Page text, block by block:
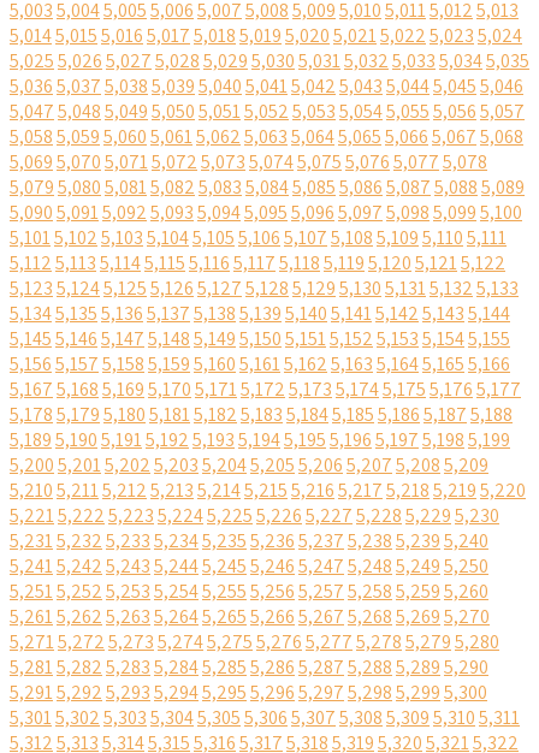
5,0035,0045,0055,0065,0075,0085,0095,0105,0115,0125,013
5,0145,0155,0165,0175,0185,0195,0205,0215,0225,0235,024
5,0255,0265,0275,0285,0295,0305,0315,0325,0335,0345,035
5,0365,0375,0385,0395,0405,0415,0425,0435,0445,0455,046
5,0475,0485,0495,0505,0515,0525,0535,0545,0555,0565,057
5,0585,0595,0605,0615,0625,0635,0645,0655,0665,0675,068
5,0695,0705,0715,0725,0735,0745,0755,0765,0775,078
5,0795,0805,0815,0825,0835,0845,0855,0865,0875,0885,089
5,0905,0915,0925,0935,0945,0955,0965,0975,0985,0995,100
5,1015,1025,1035,1045,1055,1065,1075,1085,1095,1105,111
5,1125,1135,1145,1155,1165,1175,1185,1195,1205,1215,122
5,1235,1245,1255,1265,1275,1285,1295,1305,1315,1325,133
5,1345,1355,1365,1375,1385,1395,1405,1415,1425,1435,144
5,1455,1465,1475,1485,1495,1505,1515,1525,1535,1545,155
5,1565,1575,1585,1595,1605,1615,1625,1635,1645,1655,166
5,1675,1685,1695,1705,1715,1725,1735,1745,1755,1765,177
5,1785,1795,1805,1815,1825,1835,1845,1855,1865,1875,188
5,1895,1905,1915,1925,1935,1945,1955,1965,1975,1985,199
5,2005,2015,2025,2035,2045,2055,2065,2075,2085,209
5,2105,2115,2125,2135,2145,2155,2165,2175,2185,2195,220
5,2215,2225,2235,2245,2255,2265,2275,2285,2295,230
5,2315,2325,2335,2345,2355,2365,2375,2385,2395,240
5,2415,2425,2435,2445,2455,2465,2475,2485,2495,250
5,2515,2525,2535,2545,2555,2565,2575,2585,2595,260
5,2615,2625,2635,2645,2655,2665,2675,2685,2695,270
5,2715,2725,2735,2745,2755,2765,2775,2785,2795,280
5,2815,2825,2835,2845,2855,2865,2875,2885,2895,290
5,2915,2925,2935,2945,2955,2965,2975,2985,2995,300
5,3015,3025,3035,3045,3055,3065,3075,3085,3095,3105,311
5,3125,3135,3145,3155,3165,3175,3185,3195,3205,3215,322